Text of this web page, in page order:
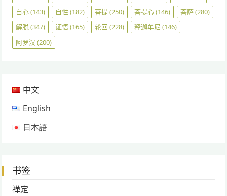
自心(143) 自性 (182) 菩提(250) 菩提心(146) 菩萨(280)
解脱(347) 证悟(165) 轮回 (228) 释迦牟尼 (146)
阿罗汉 (200)
中文
English
日本語
书签
禅定